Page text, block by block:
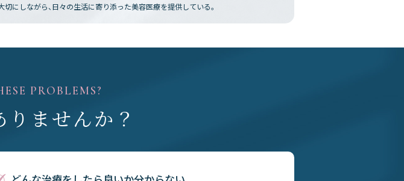
にしながら、日々の生活に寄り添った美容医療を提供している。
PROBLEMS?
りませんか？